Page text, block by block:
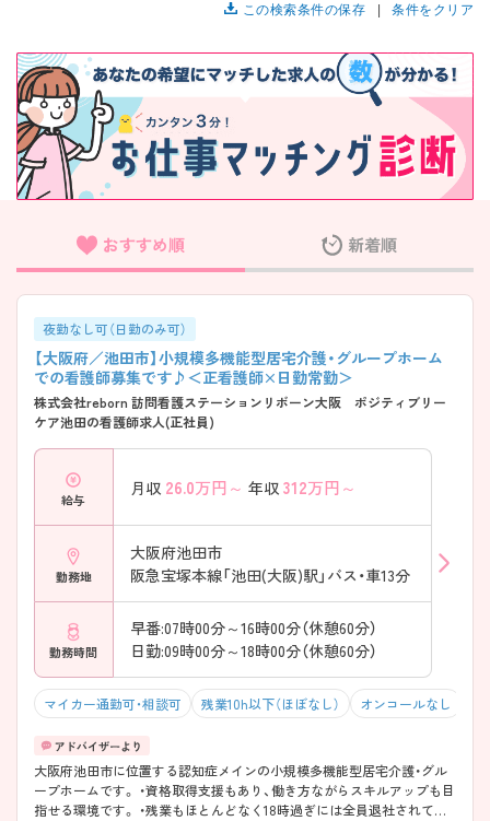
この検索条件の保存 条件をクリア
おすすめ順 新着順
夜勤なし可（日勤のみ可）
【大阪府／池田市】小規模多機能型居宅介護・グループホーム
での看護師募集です♪＜正看護師×日勤常勤＞
株式会社reborn 訪問看護ステーションリボーン大阪 ポジティブリー
ケア池田の看護師求人(正社員)
給与
月収 26.0万円～ 年収 312万円～
勤務地
大阪府池田市
阪急宝塚本線「池田(大阪)駅」バス・車13分
勤務時間
早番:07時00分～16時00分（休憩60分）
日勤:09時00分～18時00分（休憩60分）
マイカー通勤可・相談可 残業10h以下（ほぼなし） オンコールなし
大阪府池田市に位置する認知症メインの小規模多機能型居宅介護・グル
ープホームです。 ・資格取得支援もあり、働き方ながらスキルアップも目
指せる環境です。 ・残業もほとんどなく18時過ぎには全員退社されてい